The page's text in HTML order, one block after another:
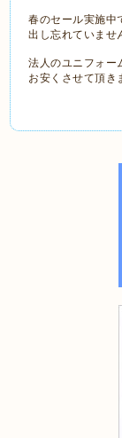
春のセール実施中
出し忘れていませ
法人のユニフォー
お安くさせて頂き